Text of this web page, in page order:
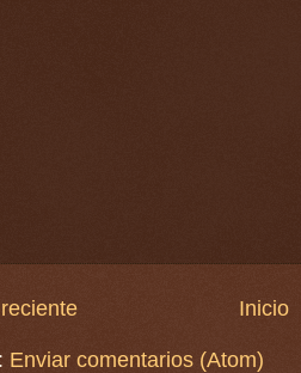
Inicio
Enviar comentarios (Atom)